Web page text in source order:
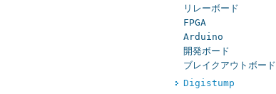
リレーボード
FPGA
Arduino
開発ボード
ブレイクアウトボード
Digistump